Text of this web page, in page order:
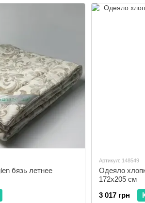
бязь летнее
Артикул: 148549
Одеяло
172x205 см
3 017 грн